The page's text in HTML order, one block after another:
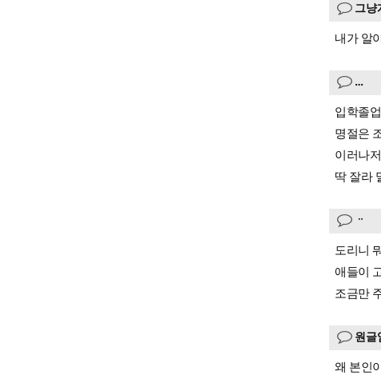
그냥
내가 알
…
입학졸
명절은
이러나
딱 잘라
ᆢ
도리니
애들이
조금만
원글
왜 본인